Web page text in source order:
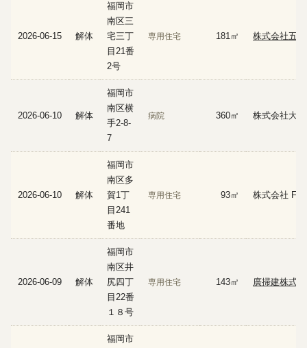
2026-06-15 解体
福岡市
南区三
宅三丁
目21番
2号
専用住宅 181㎡ 株式会社五代
2026-06-10 解体
福岡市
南区横
手2-8-
7
病院 360㎡ 株式会社大
2026-06-10 解体
福岡市
南区多
賀1丁
目241
番地
専用住宅 93㎡ 株式会社 F.K
2026-06-09 解体
福岡市
南区井
尻四丁
目22番
１８号
専用住宅 143㎡ 廣掃建株式
福岡市